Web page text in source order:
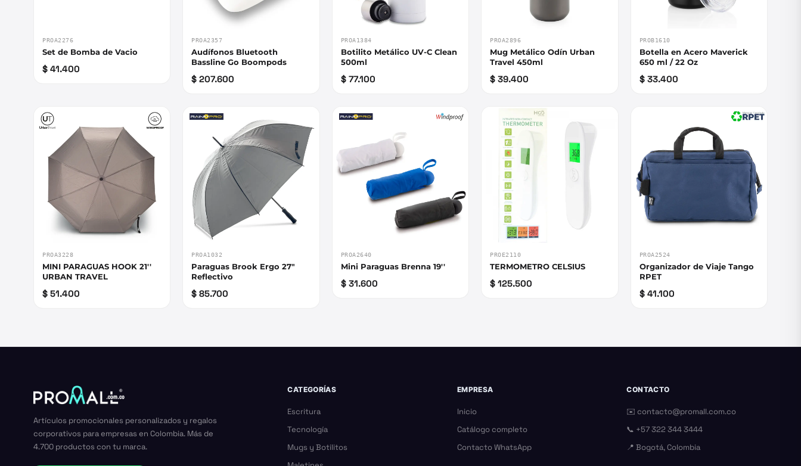
PROA2276
Set de Bomba de Vacio
$ 41.400
PROA2357
Audífonos Bluetooth
Bassline Go Boompods
$ 207.600
PROA1384
Botilito Metálico UV-C Clean
500ml
$ 77.100
PROA2896
Mug Metálico Odín Urban
Travel 450ml
$ 39.400
PROB1610
Botella en Acero Maverick
650 ml / 22 Oz
$ 33.400
PROA3228
MINI PARAGUAS HOOK 21''
URBAN TRAVEL
$ 51.400
PROA1032
Paraguas Brook Ergo 27"
Reflectivo
$ 85.700
PROA2640
Mini Paraguas Brenna 19''
$ 31.600
PROE2110
TERMOMETRO CELSIUS
$ 125.500
PROA2524
Organizador de Viaje Tango
RPET
$ 41.100
Artículos promocionales personalizados y regalos
corporativos para empresas en Colombia. Más de
4.700 productos con tu marca.
CATEGORÍAS
Escritura
Tecnología
Mugs y Botilitos
EMPRESA
Inicio
Catálogo completo
Contacto WhatsApp
CONTACTO
✉️contacto@promall.com.co
📞 +57 322 344 3444
📍 Bogotá, Colombia